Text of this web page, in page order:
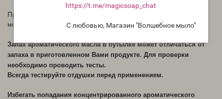
https://t.me/magicsoap_chat
С любовью, Магазин "Волшебное мыло"
Примечания по технике безопасности: не наносить в
неразбавленном виде непосредственно на кожу.
Запах ароматического масла в бутылке может отличаться от
запаха в приготовленном Вами продукте. Для проверки
необходимо проводить тесты.
Всегда тестируйте отдушки перед применением.
Избегать попадания концентрированного ароматического